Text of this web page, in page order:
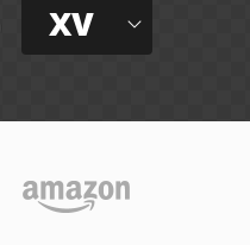
XV